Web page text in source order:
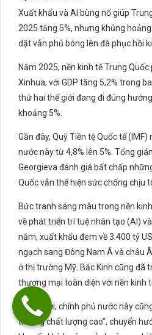
Xuất khẩu và AI bùng nổ giúp
2025 tăng 5%, nhưng khủng
dặt vẫn phủ bóng lên đà phục hồi
Năm 2025, nền kinh tế Trung
Xinhua, với GDP tăng 5,2% trong
thứ hai thế giới đang đi đúng
khoảng 5%.
Gần đây, Quỹ Tiền tệ Quốc tế
nước này từ 4,8% lên 5%. Tổng
Georgieva đánh giá bất chấp
Quốc vẫn thể hiện sức chống chịu
Bức tranh sáng màu trong nền
về phát triển trí tuệ nhân tạo (AI)
năm, xuất khẩu đem về 3.400 tỷ
ngạch sang Đông Nam Á và châu
ở thị trường Mỹ. Bắc Kinh cũng đã
thương mại toàn diện với nền kinh
Đồng thời, chính phủ nước này
trưởng chất lượng cao”, chuyển